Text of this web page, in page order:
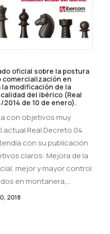
oficial sobre la postura
comercialización en
la modificación de la
del ibérico (Real
de 10 de enero).
con objetivos muy
actual Real Decreto 04
con su publicación
claros: Mejora de la
mejor y mayor control
en montanera,…
2018